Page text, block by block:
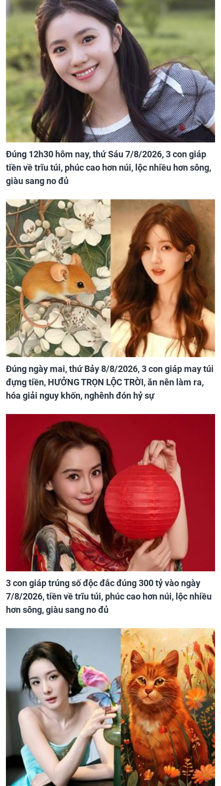
Đúng 12h30 hôm nay, thứ Sáu 7/8/2026, 3 con giáp
tiền về trĩu túi, phúc cao hơn núi, lộc nhiều hơn sông,
giàu sang no đủ
Đúng ngày mai, thứ Bảy 8/8/2026, 3 con giáp may túi
đựng tiền, HƯỞNG TRỌN LỘC TRỜI, ăn nên làm ra,
hóa giải nguy khốn, nghênh đón hỷ sự
3 con giáp trúng số độc đắc đúng 300 tỷ vào ngày
7/8/2026, tiền về trĩu túi, phúc cao hơn núi, lộc nhiều
hơn sông, giàu sang no đủ